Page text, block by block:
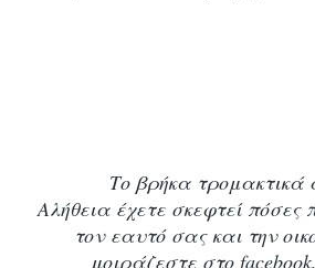
Το βρήκα τρομακτικά
Αλήθεια έχετε σκεφτεί πόσες
τον εαυτό σας και την
μοιράζεστε στο